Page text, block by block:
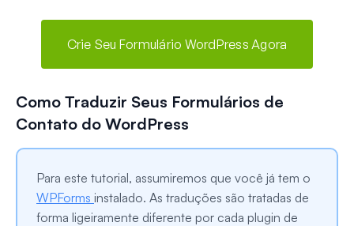
Crie Seu Formulário WordPress Agora
Como Traduzir Seus Formulários de
Contato do WordPress
Para este tutorial, assumiremos que você já tem o
WPForms instalado. As traduções são tratadas de
forma ligeiramente diferente por cada plugin de